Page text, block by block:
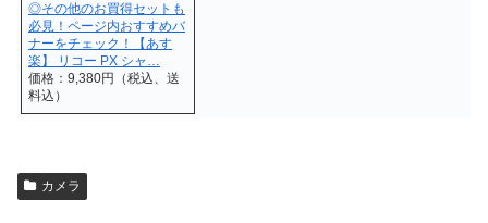
◎その他のお買得セットも
必見！ページ内おすすめバ
ナーをチェック！【あす
楽】 リコー PX シャ…
価格：9,380円（税込、送
料込）
カメラ